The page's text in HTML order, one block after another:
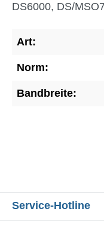
DS6000, DS/
Art:
Norm:
Bandbreite:
Service-Hotline